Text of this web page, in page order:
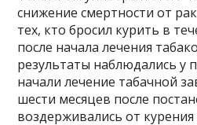
снижение смертности от
тех, кто бросил курить в
после начала лечения
результаты наблюдались у
начали лечение табачной
шести месяцев после
воздерживались от курения